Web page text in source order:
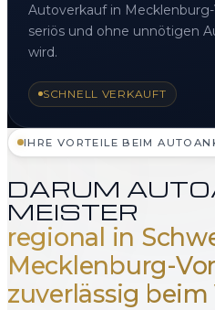
Autoverkauf in
seriös und ohne unnötigen
wird.
SCHNELL VERKAUFT
IHRE VORTEILE BEIM
DARUM
MEISTER
regional in
Mecklenburg-
zuverlässig